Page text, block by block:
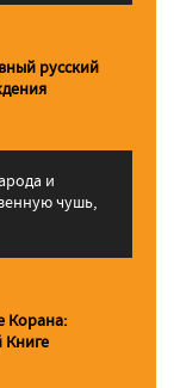
русский
и
чушь,
Корана: